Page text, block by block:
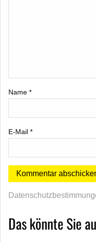
Name *
E-Mail *
Das könnte Sie